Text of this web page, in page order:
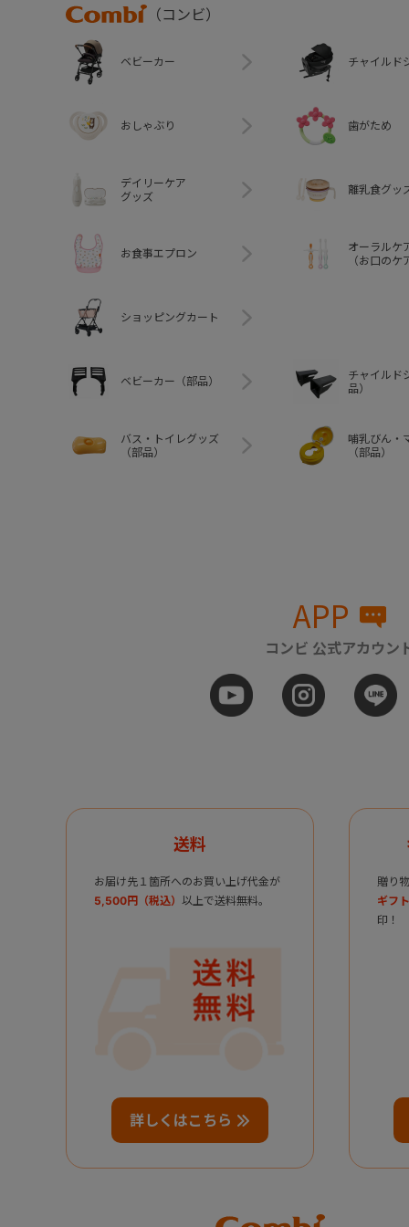
Combi
（コンビ）
ベビーカー チャイルド
おしゃぶり 歯がため
デイリーケア
グッズ
離乳食グッ
お食事エプロン
オーラルケ
（お口のケ
ショッピングカート
ベビーカー（部品）
チャイルド
品）
バス・トイレグッズ
（部品）
哺乳びん・
（部品）
APP
コンビ 公式アカウン
送料
お届け先１箇所へのお買い上げ代金が
5,500円（税込） 以上で送料無料。
詳しくはこちら
贈り
ギフ
印！
Combi